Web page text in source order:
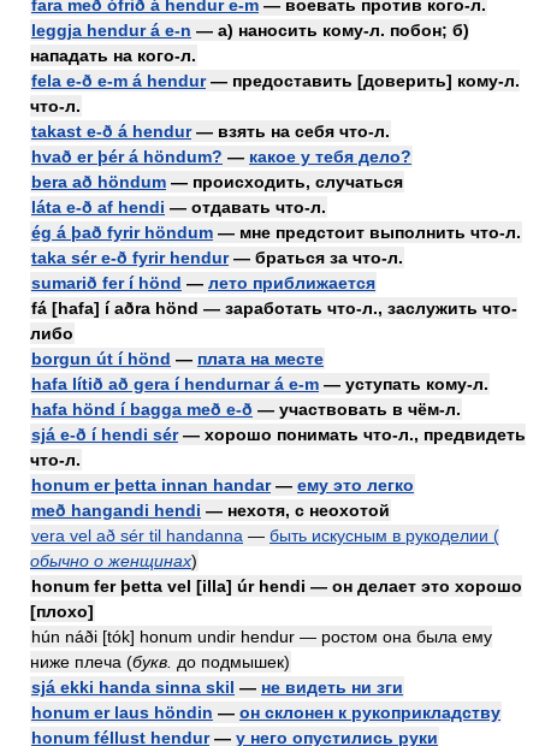
fara með ófrið á hendur e-m — воевать против кого-л.
leggja hendur á e-n — а) наносить кому-л. побон; б)
нападать на кого-л.
fela e-ð e-m á hendur— предоставить [доверить] кому-л.
что-л.
takast e-ð á hendur— взять на себя что-л.
hvað er þér á höndum? — какое у тебя дело?
bera að höndum — происходить, случаться
láta e-ð af hendi — отдавать что-л.
ég á það fyrir höndum — мне предстоит выполнить что-л.
taka sér e-ð fyrir hendur— браться за что-л.
sumarið fer í hönd — лето приближается
fá [hafa] í aðra hönd — заработать что-л., заслужить что-
либо
borgun út í hönd — плата на месте
hafa lítið að gera í hendurnar á e-m — уступать кому-л.
hafa hönd í bagga með e-ð — участвовать в чём-л.
sjá e-ð í hendi sér— хорошо понимать что-л., предвидеть
что-л.
honum er þetta innan handar— ему это легко
með hangandi hendi — нехотя, с неохотой
vera vel að sér til handanna — быть искусным в рукоделии (
обычно о женщинах)
honum fer þetta vel [illa] úr hendi — он делает это xoрошо
[плохо]
hún náði [tók] honum undir hendur — ростом она была ему
ниже плеча (букв. до подмышек)
sjá ekki handa sinna skil — не видеть ни зги
honum er laus höndin — он склонен к рукоприкладству
honum féllust hendur— у него опустились руки